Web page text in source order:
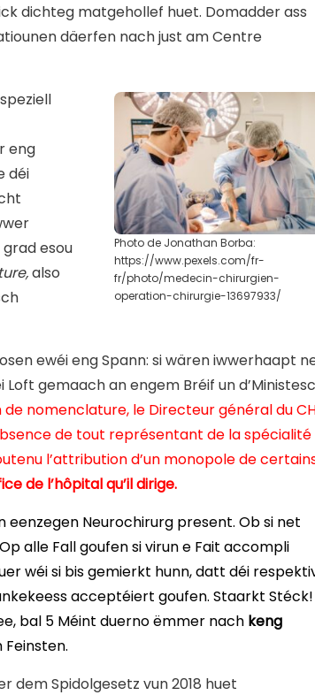
dichteg matgehollef huet. Domadder ass
däerfen nach just am Centre
Photo de Jonathan Borba:
https://www.pexels.com/fr-
fr/photo/medecin-chirurgien-
operation-chirurgie-13697933/
eng
déi
esou
also
ewéi eng Spann: si wären iwwerhaapt
gemaach an engem Bréif un
nomenclature, le Directeur général du
de tout représentant de la spécialité
l’attribution d’un monopole de
de l’hôpital qu’il dirige.
eenzegen Neurochirurg present. Ob si net
alle Fall goufen si virun e Fait accompli
wéi si bis gemierkt hunn, datt déi
acceptéiert goufen. Staarkt Stéck!
bal 5 Méint duerno ëmmer nach keng
dem Spidolgesetz vun 2018 huet